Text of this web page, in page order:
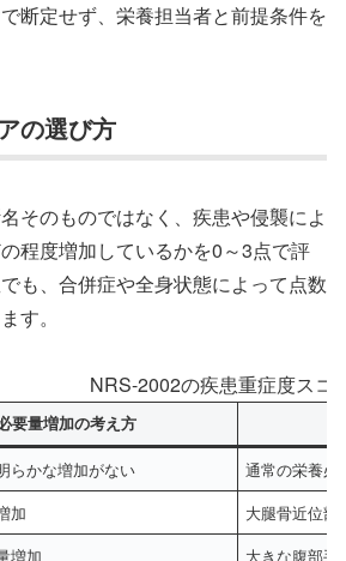
断定せず、栄養担当者と前提条件を
の選び方
そのものではなく、疾患や侵襲によ
程度増加しているかを0～3点で評
も、合併症や全身状態によって点数
す。
NRS-2002の疾患重症度スコ
要量増加の考え方
らかな増加がない 通常の栄養必
加 大腿骨近位部
増加 大きな腹部手